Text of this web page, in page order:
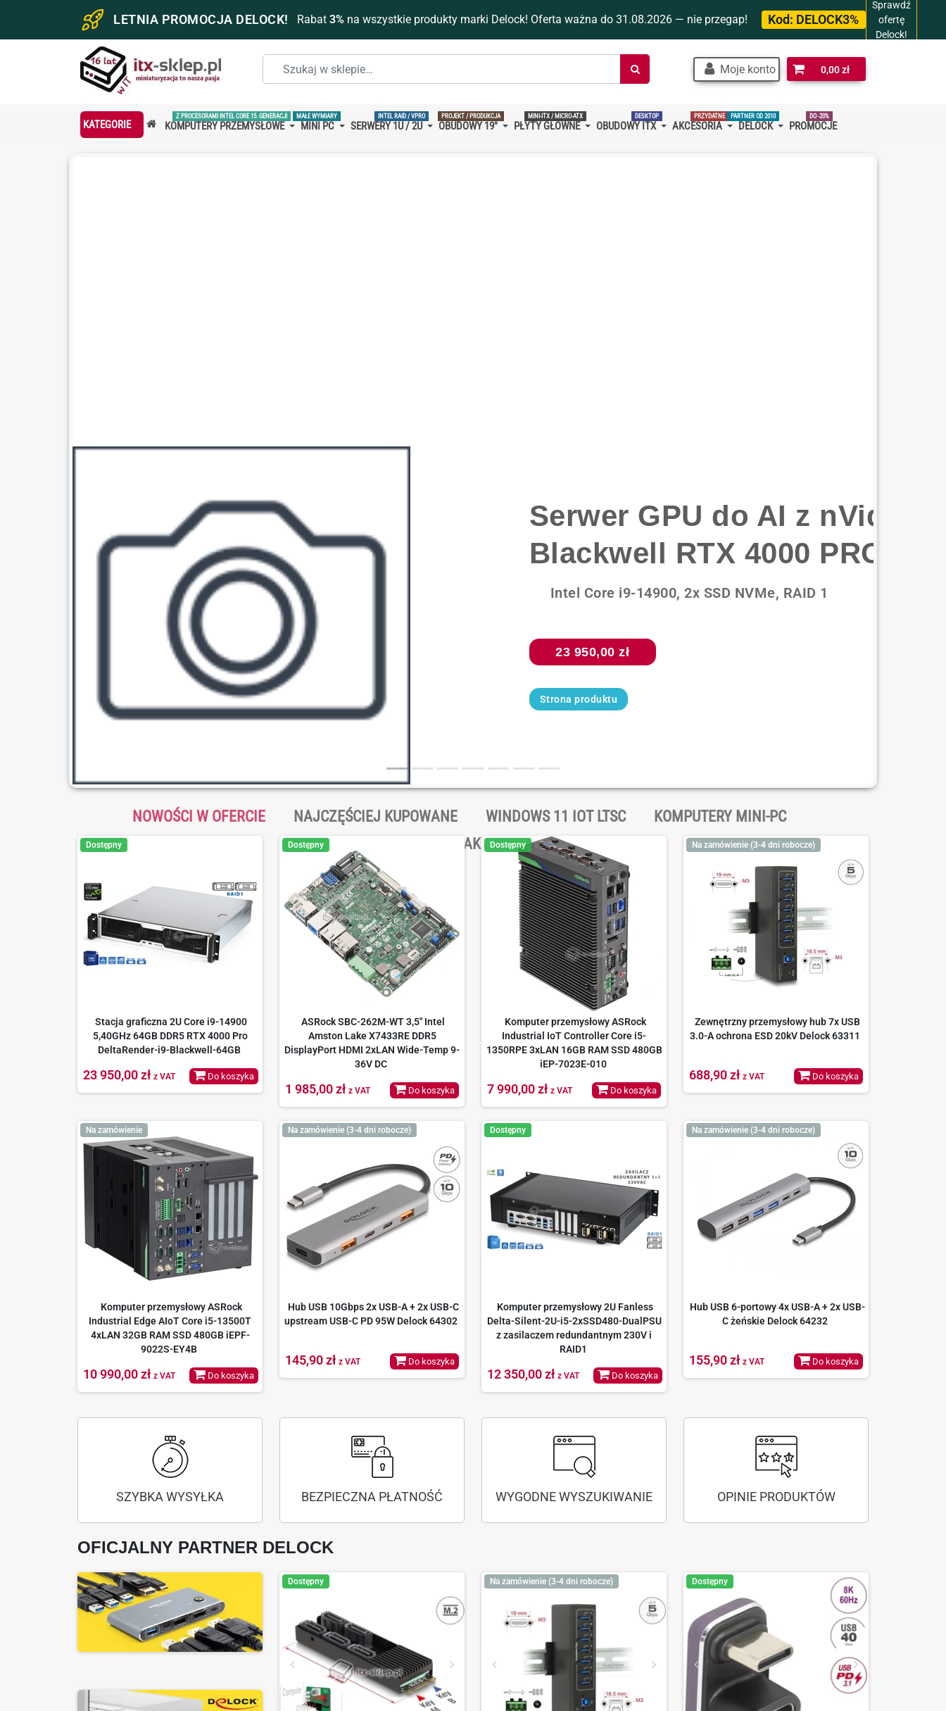
LETNIA PROMOCJA DELOCK! Rabat 3%na wszystkie produkty marki Delock! Oferta ważna do 31.08.2026 — nie przegap! Kod: DELOCK3%
Sprawdź
ofertę
Delock!
Szukaj
w
Moje konto 0,00 zł
KATEGORIE KOMPUTERY PRZEMYSŁOWE
Z PROCESORAMI INTEL CORE 15. GENERACJI
MINI PC
MAŁE WYMIARY
SERWERY 1U / 2U
INTEL RAID / VPRO
OBUDOWY 19''
PROJEKT / PRODUKCJA
PŁYTY GŁÓWNE
MINI-ITX / MICRO-ATX
OBUDOWY ITX
DESKTOP
AKCESORIA
PRZYDATNE
DELOCK
PARTNER OD 2010
PROMOCJE
DO -20%
Komputer pyłoszczelny
IP69K
8 290,00 zł z
przetestowany w warunkach pełnego zanurzenia!
Specyfikacja
NOWOŚCI W OFERCIE NAJCZĘŚCIEJ KUPOWANE WINDOWS 11 IOT LTSC
KOMPUTERY MINI-PC
PRZYDATNE AKCESORIA
Dostępny
Stacja graficzna 2U Core i9-14900
5,40GHz 64GB DDR5 RTX 4000 Pro
DeltaRender-i9-Blackwell-64GB
23 950,00 zł z VAT Do koszyka
Dostępny
ASRock SBC-262M-WT 3,5" Intel
Amston Lake X7433RE DDR5
DisplayPort HDMI 2xLAN Wide-Temp 9-
36V DC
1 985,00 zł z VAT Do koszyka
Dostępny
Komputer przemysłowy ASRock
Industrial IoT Controller Core i5-
1350RPE 3xLAN 16GB RAM SSD 480GB
iEP-7023E-010
7 990,00 zł z VAT Do koszyka
Na zamówienie (3-4 dni robocze)
Zewnętrzny przemysłowy hub 7x USB
3.0-A ochrona ESD 20kV Delock 63311
688,90 zł z VAT Do koszyka
Na zamówienie
Komputer przemysłowy ASRock
Industrial Edge AIoT Core i5-13500T
4xLAN 32GB RAM SSD 480GB iEPF-
9022S-EY4B
10 990,00 zł z VAT Do koszyka
Na zamówienie (3-4 dni robocze)
Hub USB 10Gbps 2x USB-A + 2x USB-C
upstream USB-C PD 95W Delock 64302
145,90 zł z VAT Do koszyka
Dostępny
Komputer przemysłowy 2U Fanless
Delta-Silent-2U-i5-2xSSD480-DualPSU
z zasilaczem redundantnym 230V i
RAID1
12 350,00 zł z VAT Do koszyka
Na zamówienie (3-4 dni robocze)
Hub USB 6-portowy 4x USB-A + 2x USB-
C żeńskie Delock 64232
155,90 zł z VAT Do koszyka
SZYBKA WYSYŁKA BEZPIECZNA PŁATNOŚĆ WYGODNE WYSZUKIWANIE OPINIE PRODUKTÓW
OFICJALNY PARTNER DELOCK
Dostępny Na zamówienie (3-4 dni robocze) Dostępny